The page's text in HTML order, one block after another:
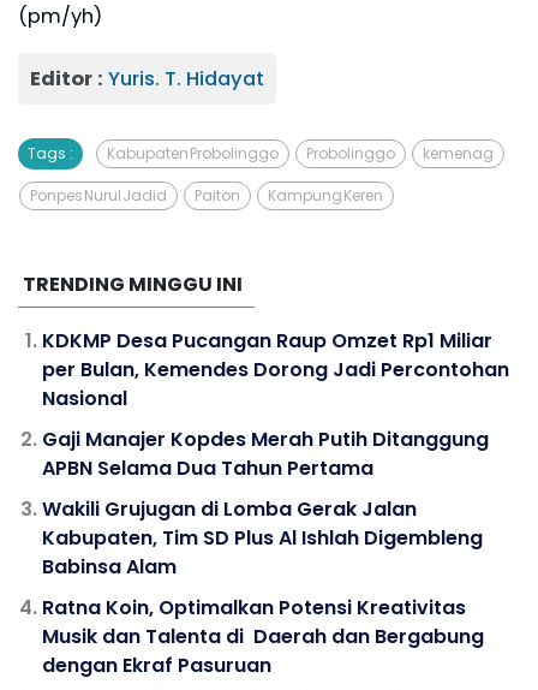
(pm/yh)
Editor : Yuris. T. Hidayat
Tags : Kabupaten Probolinggo Probolinggo kemenag
Ponpes Nurul Jadid Paiton Kampung Keren
TRENDING MINGGU INI
KDKMP Desa Pucangan Raup Omzet Rp1 Miliar
per Bulan, Kemendes Dorong Jadi Percontohan
Nasional
Gaji Manajer Kopdes Merah Putih Ditanggung
APBN Selama Dua Tahun Pertama
Wakili Grujugan di Lomba Gerak Jalan
Kabupaten, Tim SD Plus Al Ishlah Digembleng
Babinsa Alam
Ratna Koin, Optimalkan Potensi Kreativitas
Musik dan Talenta di Daerah dan Bergabung
dengan Ekraf Pasuruan